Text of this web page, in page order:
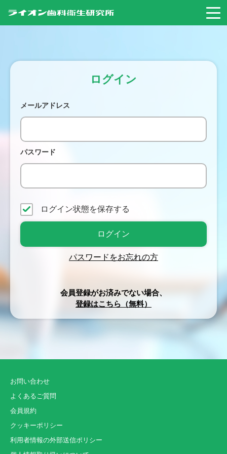
ログイン
メールアドレス
パスワード
ログイン状態を保存する
パスワードをお忘れの方
会員登録がお済みでない場合、
登録はこちら（無料）
お問い合わせ
よくあるご質問
会員規約
クッキーポリシー
利用者情報の外部送信ポリシー